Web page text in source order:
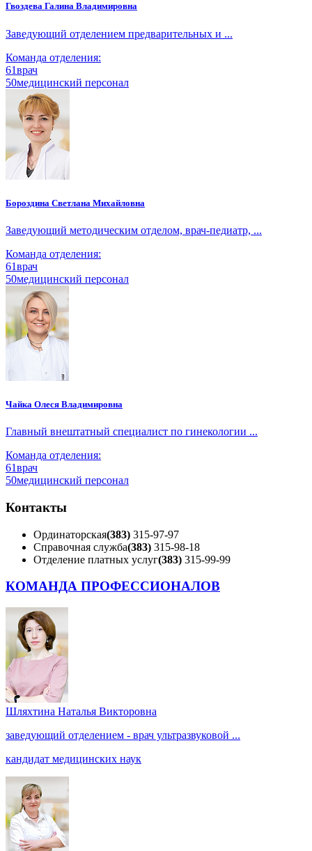
Гвоздева Галина Владимировна
Заведующий отделением предварительных и ...
Команда отделения:
61врач
50медицинский персонал
Бороздина Светлана Михайловна
Заведующий методическим отделом, врач-педиатр, ...
Команда отделения:
61врач
50медицинский персонал
Чайка Олеся Владимировна
Главный внештатный специалист по гинекологии ...
Команда отделения:
61врач
50медицинский персонал
Контакты
Ординаторская(383) 315-97-97
Справочная служба(383) 315-98-18
Отделение платных услуг(383) 315-99-99
КОМАНДА ПРОФЕССИОНАЛОВ
Шляхтина Наталья Викторовна
заведующий отделением - врач ультразвуковой ...
кандидат медицинских наук